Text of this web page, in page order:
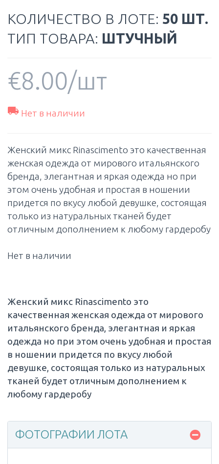
КОЛИЧЕСТВО В ЛОТЕ: 50 ШТ.
ТИП ТОВАРА: ШТУЧНЫЙ
€8.00/шт
 Нет в наличии
Женский микс Rinascimento это качественная
женская одежда от мирового итальянского
бренда, элегантная и яркая одежда но при
этом очень удобная и простая в ношении
придется по вкусу любой девушке, состоящая
только из натуральных тканей будет
отличным дополнением к любому гардеробу
Нет в наличии
Женский микс Rinascimento это
качественная женская одежда от мирового
итальянского бренда, элегантная и яркая
одежда но при этом очень удобная и простая
в ношении придется по вкусу любой
девушке, состоящая только из натуральных
тканей будет отличным дополнением к
любому гардеробу
ФОТОГРАФИИ ЛОТА